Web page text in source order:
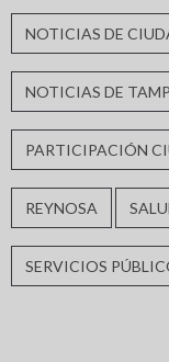
NOTICIAS DE
NOTICIAS DE
PARTICIPACIÓN
REYNOSA
SERVICIOS